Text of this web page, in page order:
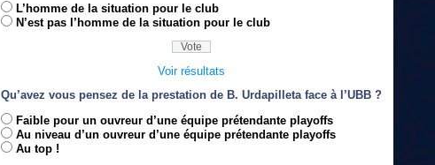
L’homme de la situation pour le club
N’est pas l’homme de la situation pour le club
Voir résultats
Qu’avez vous pensez de la prestation de B. Urdapilleta face à l’UBB ?
Faible pour un ouvreur d’une équipe prétendante playoffs
Au niveau d’un ouvreur d’une équipe prétendante playoffs
Au top !